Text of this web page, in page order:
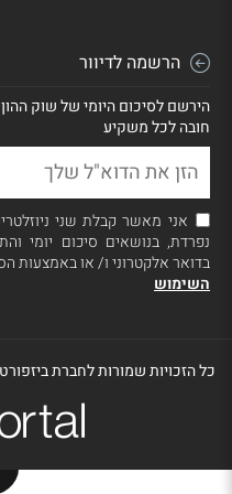
הרשמה לדיוור
הירשם לסיכום היומי של שוק
חובה לכל משקיע
אני מאשר קבלת שני
נפרדת, בנושאים סיכום יומי
בדואר אלקטרוני ו/ או באמצעות
השימוש
כל הזכויות שמורות לחברת